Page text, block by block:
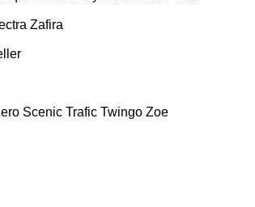
Zafira
Scenic Trafic Twingo Zoe